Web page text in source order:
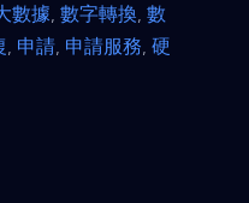
數據,數字轉換,數
, 申請, 申請服務,硬